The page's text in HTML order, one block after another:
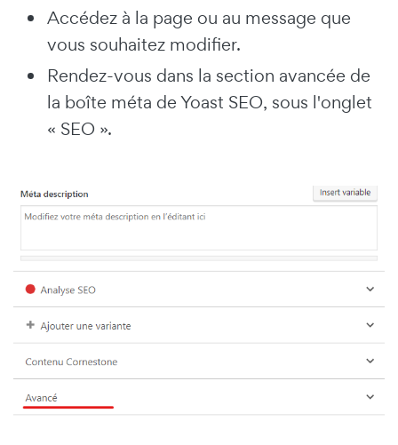
Accédez à la page ou au message que
vous souhaitez modifier.
Rendez-vous dans la section avancée de
la boîte méta de Yoast SEO, sous l'onglet
« SEO ».